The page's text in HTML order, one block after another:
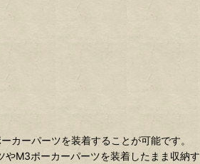
ーパーツを装着することが可能です。
M3ポーカーパーツを装着したまま収納す